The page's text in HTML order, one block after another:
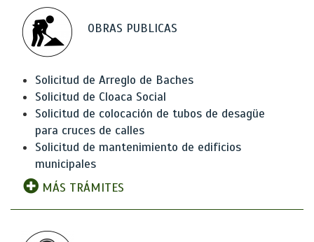
OBRAS PUBLICAS
Solicitud de Arreglo de Baches
Solicitud de Cloaca Social
Solicitud de colocación de tubos de desagüe
para cruces de calles
Solicitud de mantenimiento de edificios
municipales
MÁS TRÁMITES